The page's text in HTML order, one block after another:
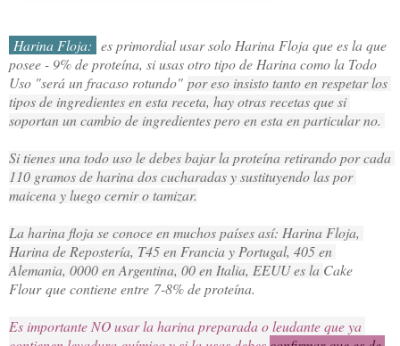
Harina Floja: es primordial usar solo Harina Floja que es la que
posee - 9% de proteína, si usas otro tipo de Harina como la Todo
Uso "será un fracaso rotundo" por eso insisto tanto en respetar los
tipos de ingredientes en esta receta, hay otras recetas que si
soportan un cambio de ingredientes pero en esta en particular no.
Si tienes una todo uso le debes bajar la proteína retirando por cada
110 gramos de harina dos cucharadas y sustituyendo las por
maicena y luego cernir o tamizar.
La harina floja se conoce en muchos países así: Harina Floja,
Harina de Repostería, T45 en Francia y Portugal, 405 en
Alemania, 0000﻿ en Argentina, 00 en Italia, EEUU es la Cake
Flour que contiene entre 7-8% de proteína.
Es importante NO usar la harina preparada o leudante que ya